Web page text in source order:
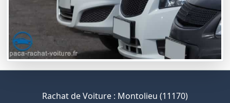
Rachat de Voiture : Montolieu (11170)